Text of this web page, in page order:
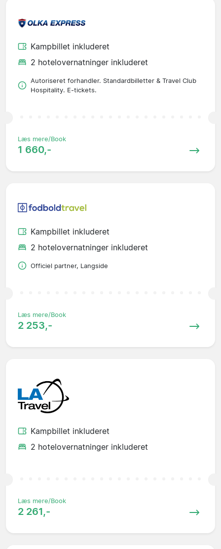
Kampbillet inkluderet
2 hotelovernatninger inkluderet
Autoriseret forhandler. Standardbilletter & Travel Club
Hospitality. E-tickets.
Læs mere/Book
1 660,-
Kampbillet inkluderet
2 hotelovernatninger inkluderet
Officiel partner, Langside
Læs mere/Book
2 253,-
Kampbillet inkluderet
2 hotelovernatninger inkluderet
Læs mere/Book
2 261,-